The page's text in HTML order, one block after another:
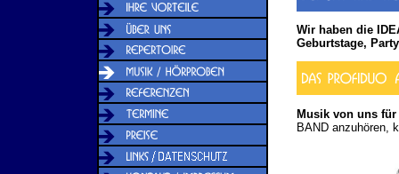
Wir haben die
Geburtstage,
Musik von uns
BAND anzuhören,